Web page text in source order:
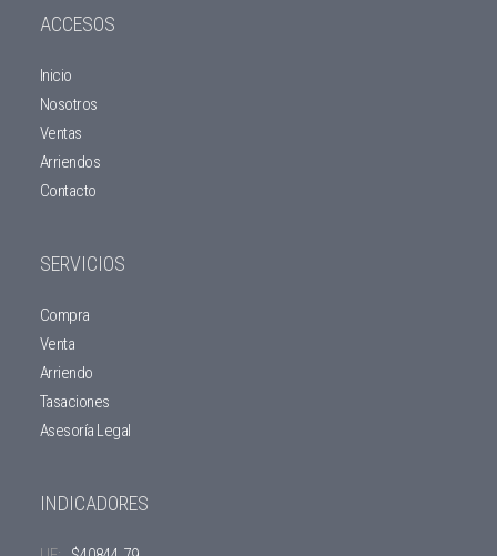
ACCESOS
Inicio
Nosotros
Ventas
Arriendos
Contacto
SERVICIOS
Compra
Venta
Arriendo
Tasaciones
Asesoría Legal
INDICADORES